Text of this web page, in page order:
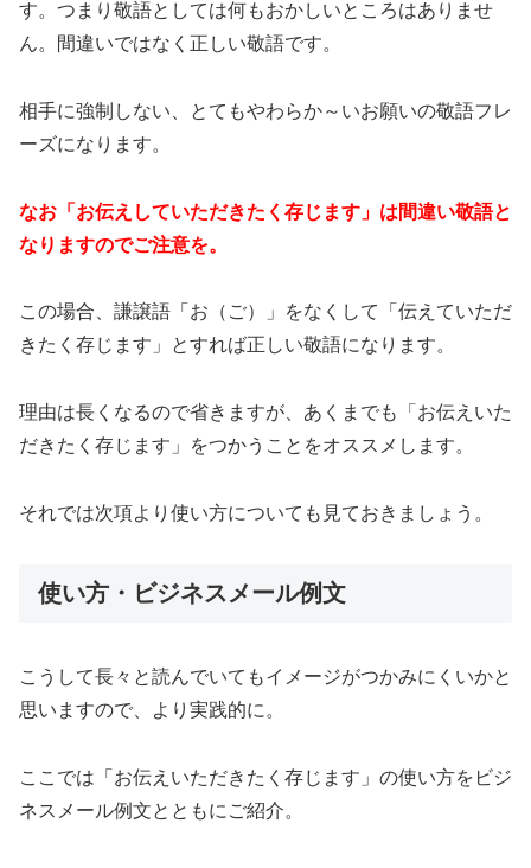
す。つまり敬語としては何もおかしいところはありませ
ん。間違いではなく正しい敬語です。
相手に強制しない、とてもやわらか～いお願いの敬語フレ
ーズになります。
なお「お伝えしていただきたく存じます」は間違い敬語と
なりますのでご注意を。
この場合、謙譲語「お（ご）」をなくして「伝えていただ
きたく存じます」とすれば正しい敬語になります。
理由は長くなるので省きますが、あくまでも「お伝えいた
だきたく存じます」をつかうことをオススメします。
それでは次項より使い方についても見ておきましょう。
使い方・ビジネスメール例文
こうして長々と読んでいてもイメージがつかみにくいかと
思いますので、より実践的に。
ここでは「お伝えいただきたく存じます」の使い方をビジ
ネスメール例文とともにご紹介。